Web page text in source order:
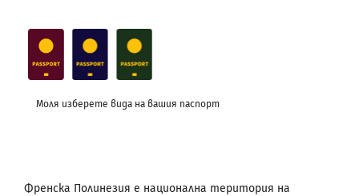
Моля изберете вида на вашия паспорт
Френска Полинезия е национална територия на